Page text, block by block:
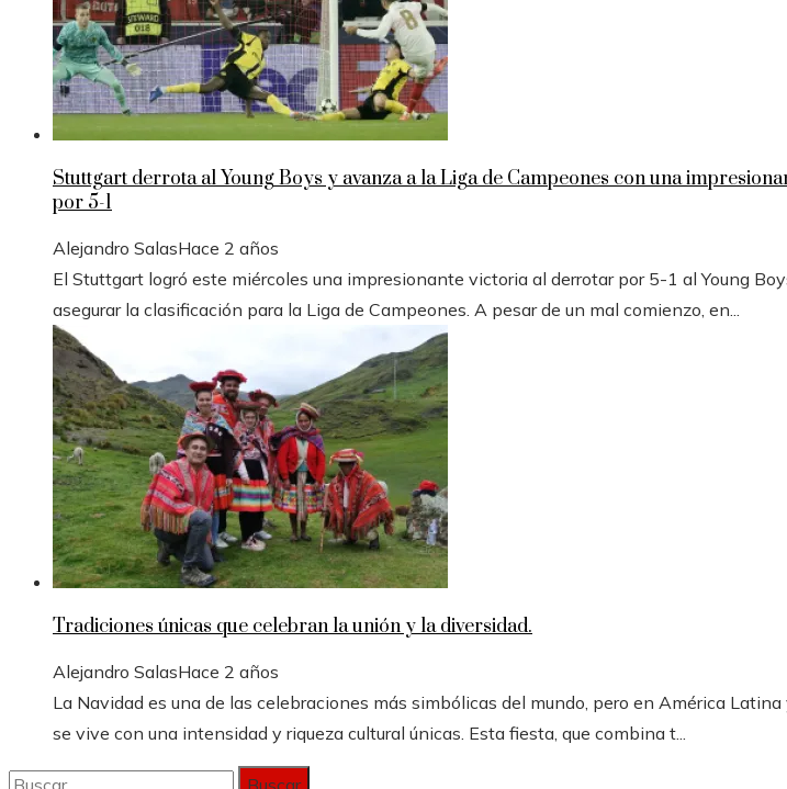
Stuttgart derrota al Young Boys y avanza a la Liga de Campeones con una
por 5-1
Alejandro SalasHace 2 años
El Stuttgart logró este miércoles una impresionante victoria al derrotar por 5-1 al Young
asegurar la clasificación para la Liga de Campeones. A pesar de un mal comienzo, en...
Tradiciones únicas que celebran la unión y la diversidad.
Alejandro SalasHace 2 años
La Navidad es una de las celebraciones más simbólicas del mundo, pero en América Latina
se vive con una intensidad y riqueza cultural únicas. Esta fiesta, que combina t...
Buscar: